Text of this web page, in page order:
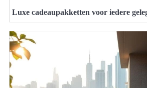
Luxe cadeaupakketten voor iedere